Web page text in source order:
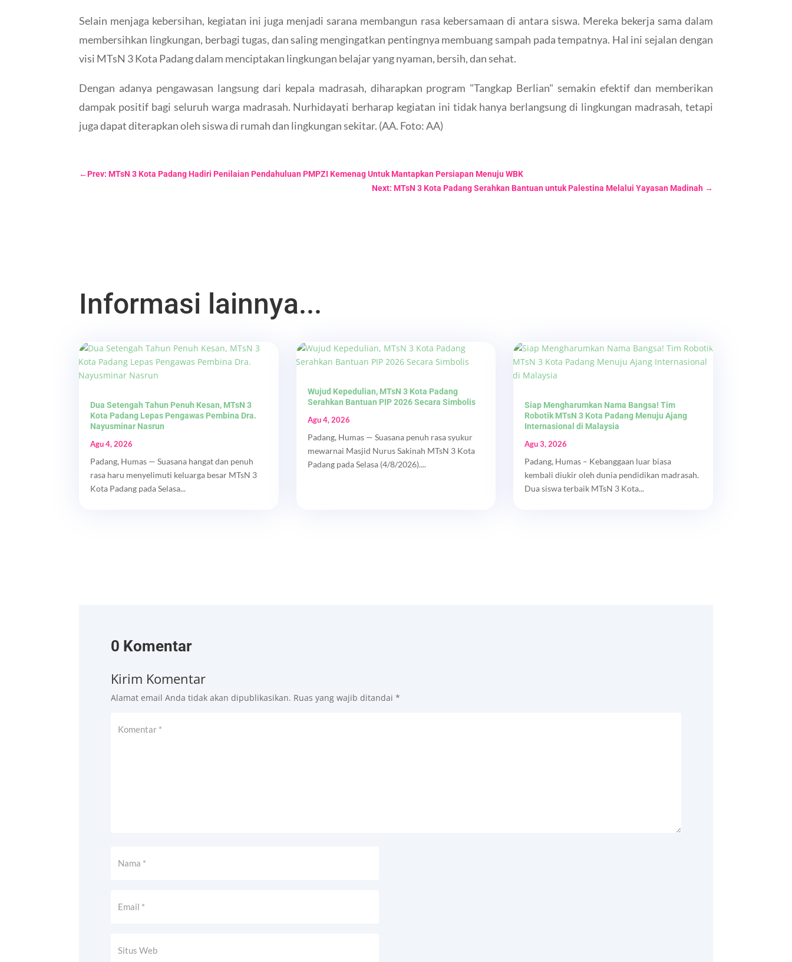
Selain menjaga kebersihan, kegiatan ini juga menjadi sarana membangun rasa kebersamaan di antara siswa. Mereka bekerja sama dalam
membersihkan lingkungan, berbagi tugas, dan saling mengingatkan pentingnya membuang sampah pada tempatnya. Hal ini sejalan dengan
visi MTsN 3 Kota Padang dalam menciptakan lingkungan belajar yang nyaman, bersih, dan sehat.
Dengan adanya pengawasan langsung dari kepala madrasah, diharapkan program "Tangkap Berlian" semakin efektif dan memberikan
dampak positif bagi seluruh warga madrasah. Nurhidayati berharap kegiatan ini tidak hanya berlangsung di lingkungan madrasah, tetapi
juga dapat diterapkan oleh siswa di rumah dan lingkungan sekitar. (AA. Foto: AA)
←Prev: MTsN 3 Kota Padang Hadiri Penilaian Pendahuluan PMPZI Kemenag Untuk Mantapkan Persiapan Menuju WBK
Next: MTsN 3 Kota Padang Serahkan Bantuan untuk Palestina Melalui Yayasan Madinah→
Informasi lainnya...
Dua Setengah Tahun Penuh Kesan, MTsN 3
Kota Padang Lepas Pengawas Pembina Dra.
Nayusminar Nasrun
Agu 4, 2026
Padang, Humas — Suasana hangat dan penuh
rasa haru menyelimuti keluarga besar MTsN 3
Kota Padang pada Selasa...
Wujud Kepedulian, MTsN 3 Kota Padang
Serahkan Bantuan PIP 2026 Secara Simbolis
Agu 4, 2026
Padang, Humas — Suasana penuh rasa syukur
mewarnai Masjid Nurus Sakinah MTsN 3 Kota
Padang pada Selasa (4/8/2026)....
Siap Mengharumkan Nama Bangsa! Tim
Robotik MTsN 3 Kota Padang Menuju Ajang
Internasional di Malaysia
Agu 3, 2026
Padang, Humas – Kebanggaan luar biasa
kembali diukir oleh dunia pendidikan madrasah.
Dua siswa terbaik MTsN 3 Kota...
0 Komentar
Kirim Komentar
Alamat email Anda tidak akan dipublikasikan. Ruas yang wajib ditandai*